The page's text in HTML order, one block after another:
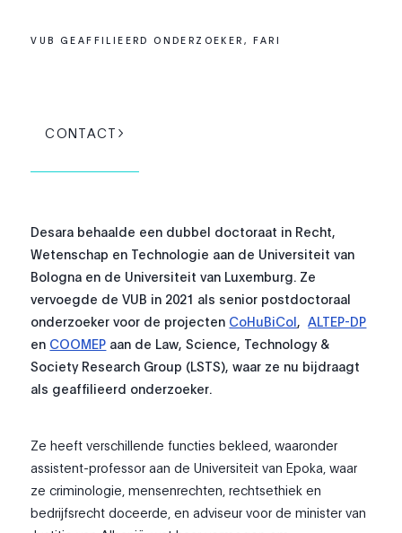
VUB GEAFFILIEERD ONDERZOEKER, FARI
CONTACT
Desara behaalde een dubbel doctoraat in Recht,
Wetenschap en Technologie aan de Universiteit van
Bologna en de Universiteit van Luxemburg. Ze
vervoegde de VUB in 2021 als senior postdoctoraal
onderzoeker voor de projecten CoHuBiCol,ALTEP-DP
en COOMEP aan de Law, Science, Technology &
Society Research Group (LSTS), waar ze nu bijdraagt
als geaffilieerd onderzoeker.
Ze heeft verschillende functies bekleed, waaronder
assistent-professor aan de Universiteit van Epoka, waar
ze criminologie, mensenrechten, rechtsethiek en
bedrijfsrecht doceerde, en adviseur voor de minister van